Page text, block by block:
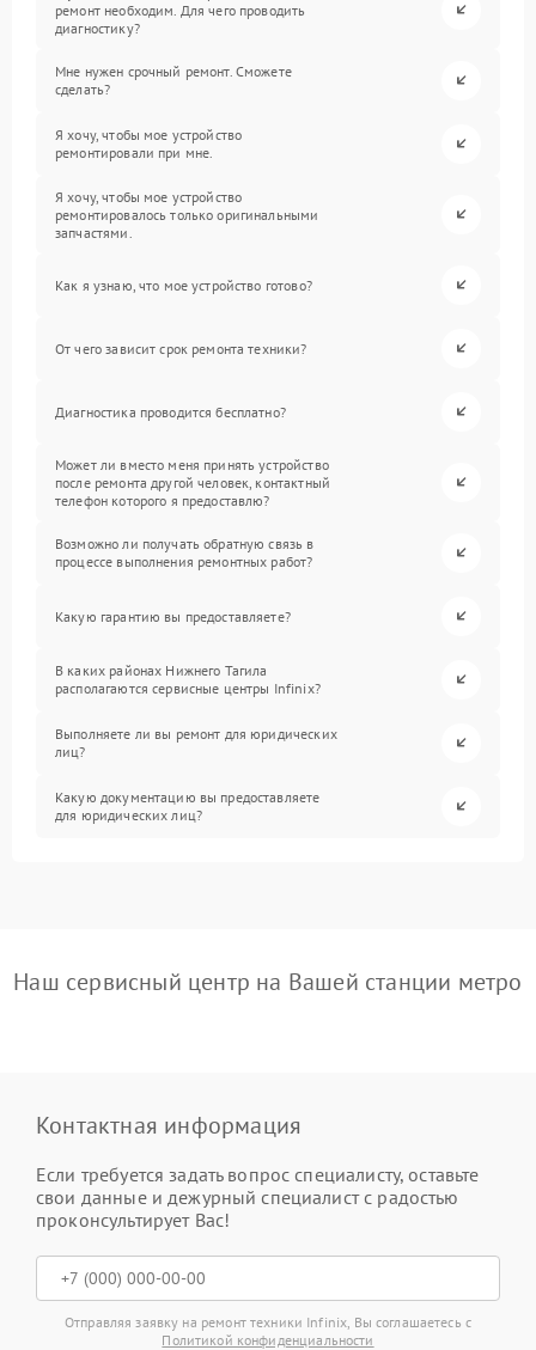
ремонт необходим. Для чего проводить
диагностику?
Мне нужен срочный ремонт. Сможете
сделать?
Я хочу, чтобы мое устройство
ремонтировали при мне.
Я хочу, чтобы мое устройство
ремонтировалось только оригинальными
запчастями.
Как я узнаю, что мое устройство готово?
От чего зависит срок ремонта техники?
Диагностика проводится бесплатно?
Может ли вместо меня принять устройство
после ремонта другой человек, контактный
телефон которого я предоставлю?
Возможно ли получать обратную связь в
процессе выполнения ремонтных работ?
Какую гарантию вы предоставляете?
В каких районах Нижнего Тагила
располагаются сервисные центры Infinix?
Выполняете ли вы ремонт для юридических
лиц?
Какую документацию вы предоставляете
для юридических лиц?
Наш сервисный центр на Вашей станции метро
Контактная информация
Если требуется задать вопрос специалисту, оставьте
свои данные и дежурный специалист с радостью
проконсультирует Вас!
Отправляя заявку на ремонт техники Infinix, Вы соглашаетесь с
Политикой конфиденциальности